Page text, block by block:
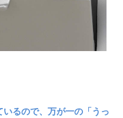
るので、万が一の「うっ